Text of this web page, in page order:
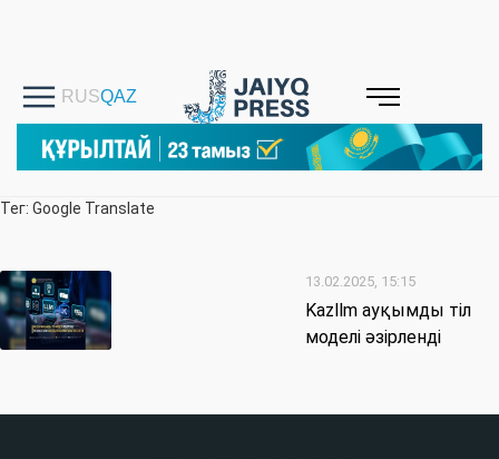
Тег: Google Translate
13.02.2025, 15:15
Kazllm ауқымды тіл
моделі әзірленді